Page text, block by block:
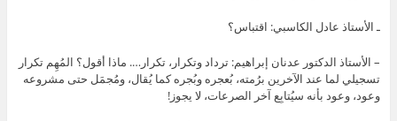
ـ الأستاذ عادل الكاسبي: اقتباس؟
– الأستاذ الدكتور عدنان إبراهيم: ترداد وتكرار، تكرار…. ماذا أقول؟ المُهِم تكرار
تسجيلي لما عند الآخرين برُمته، بُعجره وبُجره كما يُقال، ومُجمَل حتى مشروعه
وعود، وعود بأنه سيُتابِع آخر الصرعات، لا يجوز!